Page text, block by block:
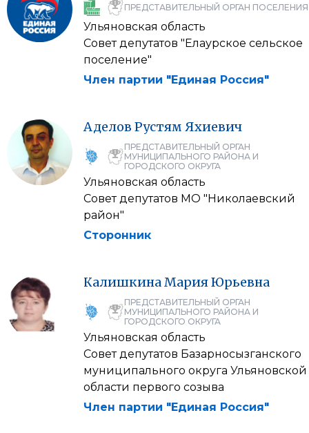
ПРЕДСТАВИТЕЛЬНЫЙ ОРГАН ПОСЕЛЕНИЯ
Ульяновская область
Совет депутатов "Елаурское сельское
поселение"
Член партии "Единая Россия"
Аделов Рустям Яхиевич
ПРЕДСТАВИТЕЛЬНЫЙ ОРГАН
МУНИЦИПАЛЬНОГО РАЙОНА И
ГОРОДСКОГО ОКРУГА
Ульяновская область
Совет депутатов МО "Николаевский
район"
Сторонник
КалишкинаМарияЮрьевна
ПРЕДСТАВИТЕЛЬНЫЙ ОРГАН
МУНИЦИПАЛЬНОГО РАЙОНА И
ГОРОДСКОГО ОКРУГА
Ульяновская область
Совет депутатов Базарносызганского
муниципального округа Ульяновской
области первого созыва
Член партии "Единая Россия"